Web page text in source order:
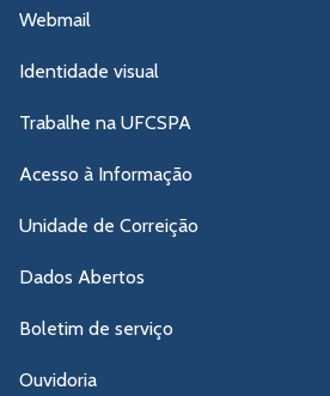
Webmail
Identidade visual
Trabalhe na UFCSPA
Acesso à Informação
Unidade de Correição
Dados Abertos
Boletim de serviço
Ouvidoria